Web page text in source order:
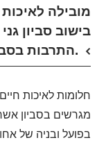
מובילה
בישוב סביון
התרבות בסביון מובילות לאיכות חיים מצוינת.
חלומות לאיכות
מגרשים בסביון
בפועל ובניה של